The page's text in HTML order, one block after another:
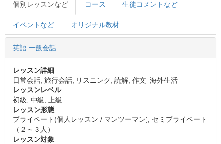
個別レッスンなど コース 生徒コメントなど
イベントなど オリジナル教材
英語:一般会話
レッスン詳細
日常会話, 旅行会話, リスニング, 読解, 作文, 海外生活
レッスンレベル
初級, 中級, 上級
レッスン形態
プライベート(個人レッスン / マンツーマン), セミプライベート
（２～３人）
レッスン対象